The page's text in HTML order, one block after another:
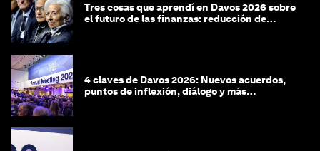
Tres cosas que aprendí en Davos 2026 sobre
el futuro de las finanzas: reducción de
4 claves de Davos 2026: Nuevos acuerdos,
puntos de inflexión, diálogo y más